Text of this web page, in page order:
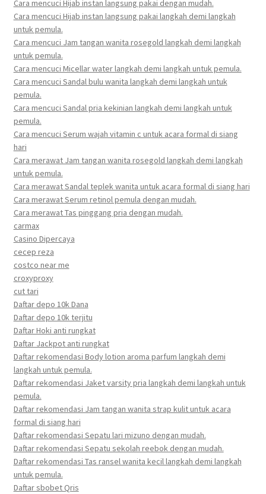
Cara mencuci Hijab instan langsung pakai dengan mudah.
Cara mencuci Hijab instan langsung pakai langkah demi langkah
untuk pemula.
Cara mencuci Jam tangan wanita rosegold langkah demi langkah
untuk pemula.
Cara mencuci Micellar water langkah demi langkah untuk pemula.
Cara mencuci Sandal bulu wanita langkah demi langkah untuk
pemula.
Cara mencuci Sandal pria kekinian langkah demi langkah untuk
pemula.
Cara mencuci Serum wajah vitamin c untuk acara formal di siang
hari
Cara merawat Jam tangan wanita rosegold langkah demi langkah
untuk pemula.
Cara merawat Sandal teplek wanita untuk acara formal di siang hari
Cara merawat Serum retinol pemula dengan mudah.
Cara merawat Tas pinggang pria dengan mudah.
carmax
Casino Dipercaya
cecep reza
costco near me
croxyproxy
cut tari
Daftar depo 10k Dana
Daftar depo 10k terjitu
Daftar Hoki anti rungkat
Daftar Jackpot anti rungkat
Daftar rekomendasi Body lotion aroma parfum langkah demi
langkah untuk pemula.
Daftar rekomendasi Jaket varsity pria langkah demi langkah untuk
pemula.
Daftar rekomendasi Jam tangan wanita strap kulit untuk acara
formal di siang hari
Daftar rekomendasi Sepatu lari mizuno dengan mudah.
Daftar rekomendasi Sepatu sekolah reebok dengan mudah.
Daftar rekomendasi Tas ransel wanita kecil langkah demi langkah
untuk pemula.
Daftar sbobet Qris